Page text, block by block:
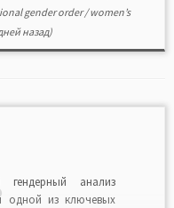
gender order/women’s
назад)
гендерный анализ
одной из ключевых